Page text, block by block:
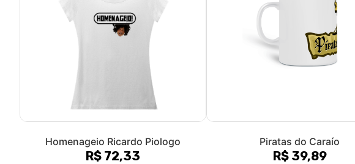
Homenageio Ricardo Piologo
R$ 72,33
Piratas do Caraío
R$ 39,89